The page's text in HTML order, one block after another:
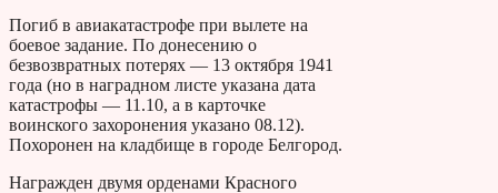
Погиб в авиакатастрофе при вылете на
боевое задание. По донесению о
безвозвратных потерях — 13 октября 1941
года (но в наградном листе указана дата
катастрофы — 11.10, а в карточке
воинского захоронения указано 08.12).
Похоронен на кладбище в городе Белгород.
Награжден двумя орденами Красного